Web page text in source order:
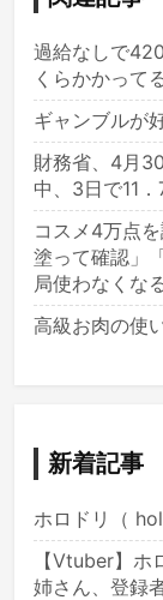
過給なしで
くらかかって
ギャンブルが
財務省、4月
中、3日で11．
コスメ4万点
塗って確認」
局使わなくな
高級お肉の使
新着記事
ホロドリ（
【Vtuber】ホ
姉さん、登録